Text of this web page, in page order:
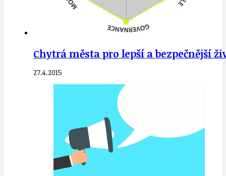
Chytrá města pro lepší a bezpečnější
27.4.2015